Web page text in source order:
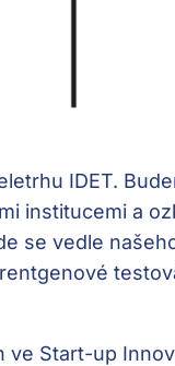
IDET.
institucemi a
se vedle
ve Start-up